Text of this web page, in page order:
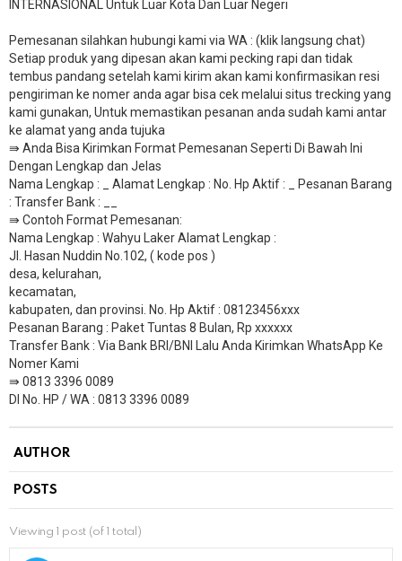
INTERNASIONAL Untuk Luar Kota Dan Luar Negeri
Pemesanan silahkan hubungi kami via WA : (klik langsung chat)
Setiap produk yang dipesan akan kami pecking rapi dan tidak
tembus pandang setelah kami kirim akan kami konfirmasikan resi
pengiriman ke nomer anda agar bisa cek melalui situs trecking yang
kami gunakan, Untuk memastikan pesanan anda sudah kami antar
ke alamat yang anda tujuka
⇛ Anda Bisa Kirimkan Format Pemesanan Seperti Di Bawah Ini
Dengan Lengkap dan Jelas
Nama Lengkap : _ Alamat Lengkap : No. Hp Aktif : _ Pesanan Barang
: Transfer Bank : __
​⇛ Contoh Format Pemesanan:
Nama Lengkap : Wahyu Laker Alamat Lengkap :
Jl. Hasan Nuddin No.102, ( kode pos )
desa, kelurahan,
kecamatan,
kabupaten, dan provinsi. No. Hp Aktif : 08123456xxx
Pesanan Barang : Paket Tuntas 8 Bulan, Rp xxxxxx
​Transfer Bank : Via Bank BRI/BNI Lalu Anda Kirimkan WhatsApp Ke
Nomer Kami
⇛ 0813 3396 0089
DI No. HP / WA : 0813 3396 0089
AUTHOR
POSTS
Viewing 1 post (of 1 total)